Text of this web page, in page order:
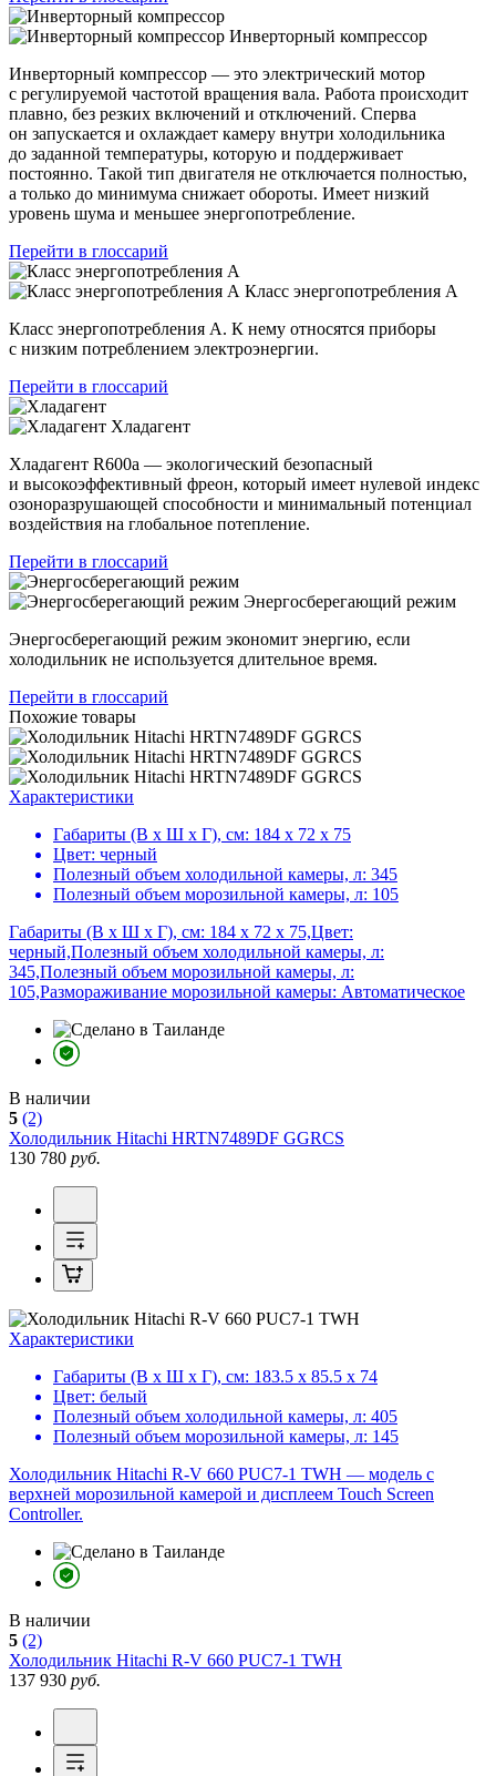
Инверторный компрессор
Инверторный компрессор — это электрический мотор
с регулируемой частотой вращения вала. Работа происходит
плавно, без резких включений и отключений. Сперва
он запускается и охлаждает камеру внутри холодильника
до заданной температуры, которую и поддерживает
постоянно. Такой тип двигателя не отключается полностью,
а только до минимума снижает обороты. Имеет низкий
уровень шума и меньшее энергопотребление.
Перейти в глоссарий
Класс энергопотребления А
Класс энергопотребления А. К нему относятся приборы
с низким потреблением электроэнергии.
Перейти в глоссарий
Хладагент
Хладагент R600a — экологический безопасный
и высокоэффективный фреон, который имеет нулевой индекс
озоноразрушающей способности и минимальный потенциал
воздействия на глобальное потепление.
Перейти в глоссарий
Энергосберегающий режим
Энергосберегающий режим экономит энергию, если
холодильник не используется длительное время.
Перейти в глоссарий
Похожие товары
Характеристики
Габариты (В х Ш х Г), см: 184 х 72 х 75
Цвет: черный
Полезный объем холодильной камеры, л: 345
Полезный объем морозильной камеры, л: 105
Габариты (В х Ш х Г), см: 184 х 72 х 75,Цвет:
черный,Полезный объем холодильной камеры, л:
345,Полезный объем морозильной камеры, л:
105,Размораживание морозильной камеры: Автоматическое
В наличии
5 (2)
Холодильник Hitachi HRTN7489DF GGRCS
130 780 руб.
Характеристики
Габариты (В х Ш х Г), см: 183.5 х 85.5 х 74
Цвет: белый
Полезный объем холодильной камеры, л: 405
Полезный объем морозильной камеры, л: 145
Холодильник Hitachi R-V 660 PUC7-1 TWH — модель с
верхней морозильной камерой и дисплеем Touch Screen
Controller.
В наличии
5 (2)
Холодильник Hitachi R-V 660 PUC7-1 TWH
137 930 руб.